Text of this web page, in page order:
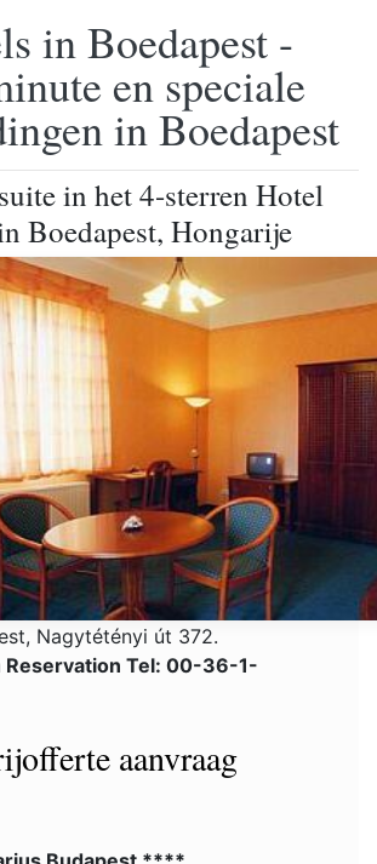
in Boedapest -
en speciale
in Boedapest
in het 4-sterren Hotel
Boedapest, Hongarije
Nagytétényi út 372.
Reservation Tel: 00-36-1-
aanvraag